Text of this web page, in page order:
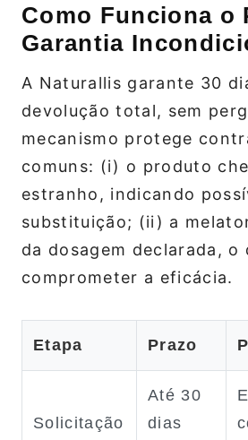
Como Funciona o
Garantia
A Naturallis garante 30
devolução total, sem
mecanismo protege
comuns: (i) o produto
estranho, indicando
substituição; (ii) a
da dosagem declarada, o
comprometer a eficácia.
Etapa Prazo
Solicitação
Até 30
dias